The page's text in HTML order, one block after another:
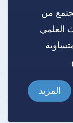
من
العلمي
المزيد